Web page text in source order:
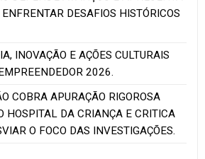
DESAFIOS HISTÓRICOS
INOVAÇÃO E AÇÕES CULTURAIS
2026.
COBRA APURAÇÃO RIGOROSA
HOSPITAL DA CRIANÇA E CRITICA
O FOCO DAS INVESTIGAÇÕES.